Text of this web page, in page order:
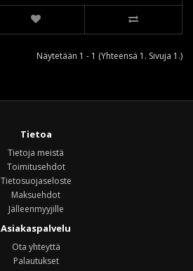
Näytetään 1 - 1 (Yhteensä 1. Sivuja 1.)
Tietoa
Tietoja meistä
Toimitusehdot
Tietosuojaseloste
Maksuehdot
Jälleenmyyjille
Asiakaspalvelu
Ota yhteyttä
Palautukset